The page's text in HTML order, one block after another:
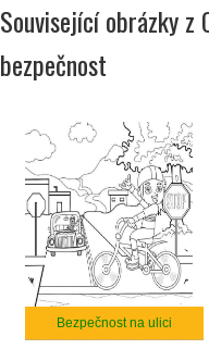
Související obrázky z
bezpečnost
Bezpečnost na ulici